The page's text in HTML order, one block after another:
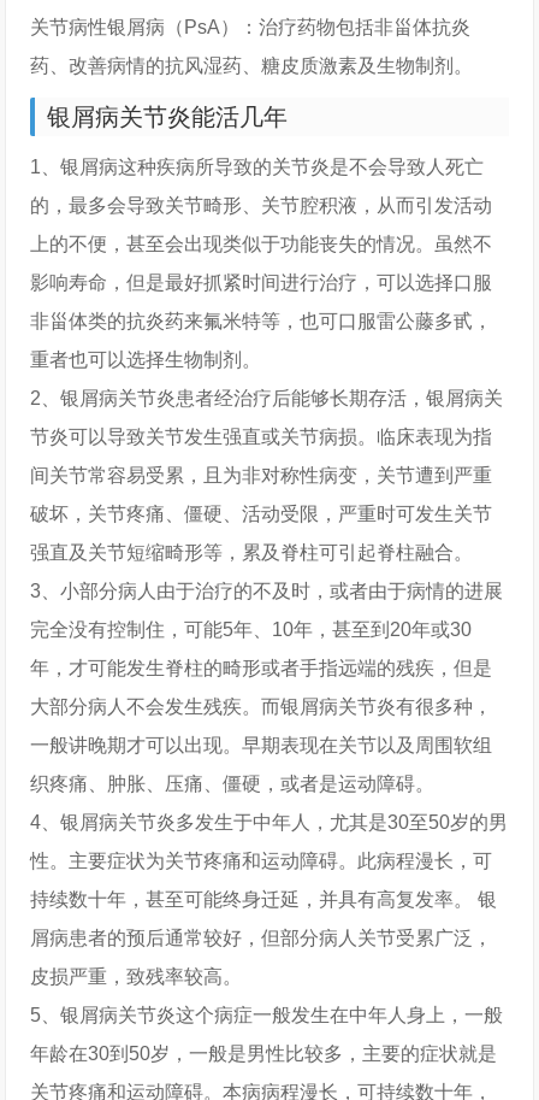
关节病性银屑病（PsA）：治疗药物包括非甾体抗炎
药、改善病情的抗风湿药、糖皮质激素及生物制剂。
银屑病关节炎能活几年
1、银屑病这种疾病所导致的关节炎是不会导致人死亡
的，最多会导致关节畸形、关节腔积液，从而引发活动
上的不便，甚至会出现类似于功能丧失的情况。虽然不
影响寿命，但是最好抓紧时间进行治疗，可以选择口服
非甾体类的抗炎药来氟米特等，也可口服雷公藤多甙，
重者也可以选择生物制剂。
2、银屑病关节炎患者经治疗后能够长期存活，银屑病关
节炎可以导致关节发生强直或关节病损。临床表现为指
间关节常容易受累，且为非对称性病变，关节遭到严重
破坏，关节疼痛、僵硬、活动受限，严重时可发生关节
强直及关节短缩畸形等，累及脊柱可引起脊柱融合。
3、小部分病人由于治疗的不及时，或者由于病情的进展
完全没有控制住，可能5年、10年，甚至到20年或30
年，才可能发生脊柱的畸形或者手指远端的残疾，但是
大部分病人不会发生残疾。而银屑病关节炎有很多种，
一般讲晚期才可以出现。早期表现在关节以及周围软组
织疼痛、肿胀、压痛、僵硬，或者是运动障碍。
4、银屑病关节炎多发生于中年人，尤其是30至50岁的男
性。主要症状为关节疼痛和运动障碍。此病程漫长，可
持续数十年，甚至可能终身迁延，并具有高复发率。 银
屑病患者的预后通常较好，但部分病人关节受累广泛，
皮损严重，致残率较高。
5、银屑病关节炎这个病症一般发生在中年人身上，一般
年龄在30到50岁，一般是男性比较多，主要的症状就是
关节疼痛和运动障碍。本病病程漫长，可持续数十年，